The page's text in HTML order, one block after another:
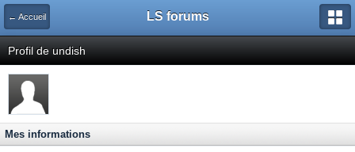
← Accueil LS forums
Profil de undish
Mes informations